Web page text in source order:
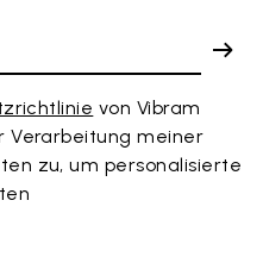
von Vibram
Verarbeitung meiner
zu, um personalisierte